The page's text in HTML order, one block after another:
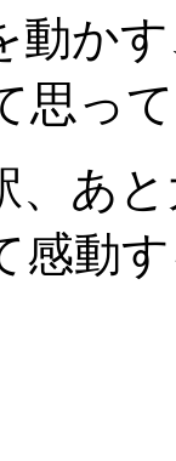
動か
思っ
、あ
感動